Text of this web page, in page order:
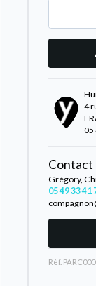
4
05
Contact
Grégory,
05 49 33 41
Rèf.